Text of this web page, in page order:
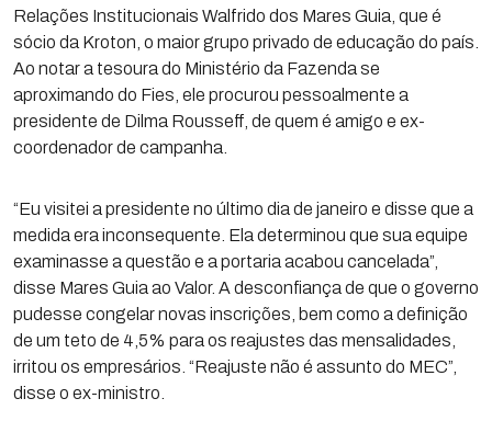
Relações Institucionais Walfrido dos Mares Guia, que é
sócio da Kroton, o maior grupo privado de educação do país.
Ao notar a tesoura do Ministério da Fazenda se
aproximando do Fies, ele procurou pessoalmente a
presidente de Dilma Rousseff, de quem é amigo e ex-
coordenador de campanha.
“Eu visitei a presidente no último dia de janeiro e disse que a
medida era inconsequente. Ela determinou que sua equipe
examinasse a questão e a portaria acabou cancelada”,
disse Mares Guia ao Valor. A desconfiança de que o governo
pudesse congelar novas inscrições, bem como a definição
de um teto de 4,5% para os reajustes das mensalidades,
irritou os empresários. “Reajuste não é assunto do MEC”,
disse o ex-ministro.